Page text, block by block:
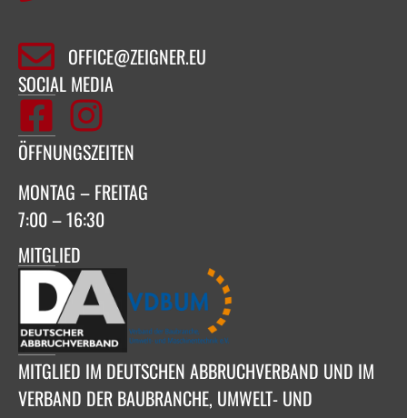
OFFICE@ZEIGNER.EU
SOCIAL MEDIA
ÖFFNUNGSZEITEN
MONTAG – FREITAG
7:00 – 16:30
MITGLIED
MITGLIED IM DEUTSCHEN ABBRUCHVERBAND UND IM
VERBAND DER BAUBRANCHE, UMWELT- UND